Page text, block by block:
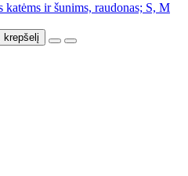
ir šunims, raudonas; S, M
Į krepšelį